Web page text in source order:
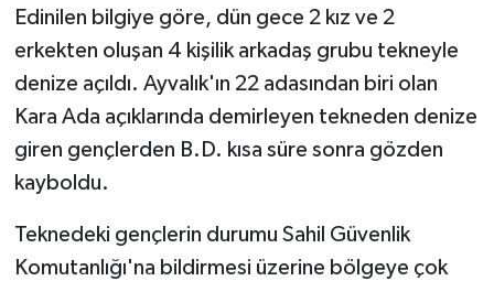
Edinilen bilgiye göre, dün gece 2 kız ve 2
erkekten oluşan 4 kişilik arkadaş grubu tekneyle
denize açıldı. Ayvalık'ın 22 adasından biri olan
Kara Ada açıklarında demirleyen tekneden denize
giren gençlerden B.D. kısa süre sonra gözden
kayboldu.
Teknedeki gençlerin durumu Sahil Güvenlik
Komutanlığı'na bildirmesi üzerine bölgeye çok